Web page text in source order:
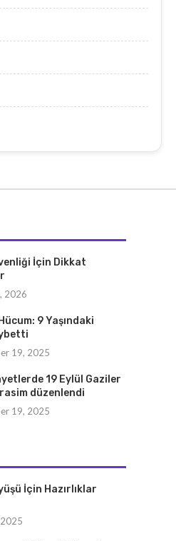
İçin Dikkat
2026
9 Yaşındaki
19, 2025
19 Eylül Gaziler
düzenlendi
19, 2025
İçin Hazırlıklar
2025